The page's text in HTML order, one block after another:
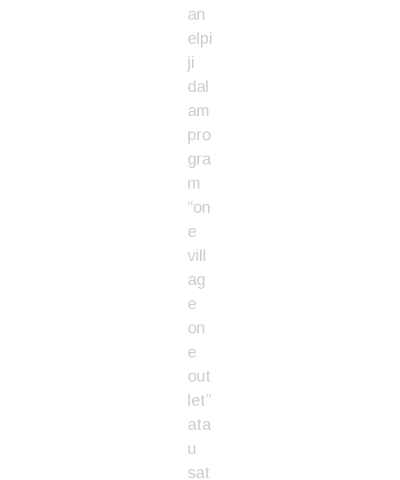
an
elpi
ji
dal
am
pro
gra
m
“on
e
vill
ag
e
on
e
out
let”
ata
u
sat